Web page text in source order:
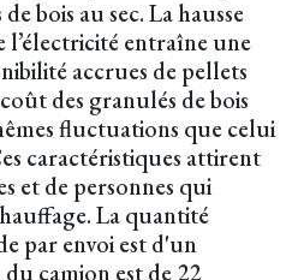
bois au sec. La hausse
l’électricité entraîne une
accrues de pellets
des granulés de bois
fluctuations que celui
caractéristiques attirent
et de personnes qui
La quantité
par envoi est d'un
camion est de 22